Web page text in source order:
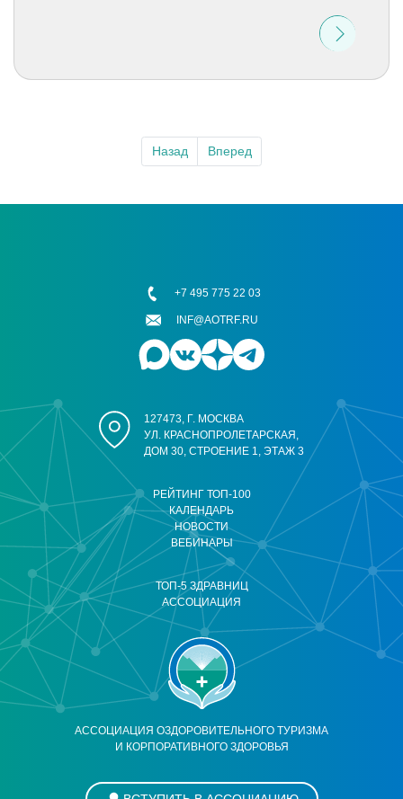
Назад Вперед
АССОЦИАЦИЯ ОЗДОРОВИТЕЛЬНОГО ТУРИЗМА
И КОРПОРАТИВНОГО ЗДОРОВЬЯ
РЕЙТИНГ ТОП-100
КАЛЕНДАРЬ
НОВОСТИ
ВЕБИНАРЫ
ТОП-5 ЗДРАВНИЦ
АССОЦИАЦИЯ
127473, Г. МОСКВА
УЛ. КРАСНОПРОЛЕТАРСКАЯ,
ДОМ 30, СТРОЕНИЕ 1, ЭТАЖ 3
+7 495 775 22 03
INF@AOTRF.RU